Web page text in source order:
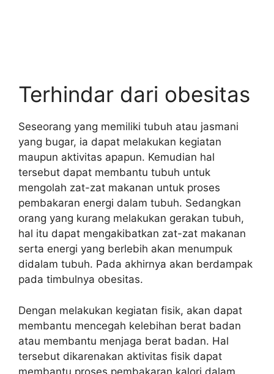
Terhindar dari obesitas
Seseorang yang memiliki tubuh atau jasmani
yang bugar, ia dapat melakukan kegiatan
maupun aktivitas apapun. Kemudian hal
tersebut dapat membantu tubuh untuk
mengolah zat-zat makanan untuk proses
pembakaran energi dalam tubuh. Sedangkan
orang yang kurang melakukan gerakan tubuh,
hal itu dapat mengakibatkan zat-zat makanan
serta energi yang berlebih akan menumpuk
didalam tubuh. Pada akhirnya akan berdampak
pada timbulnya obesitas.
Dengan melakukan kegiatan fisik, akan dapat
membantu mencegah kelebihan berat badan
atau membantu menjaga berat badan. Hal
tersebut dikarenakan aktivitas fisik dapat
membantu proses pembakaran kalori dalam